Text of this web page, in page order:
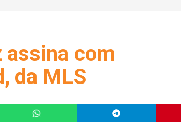
assina com
da MLS